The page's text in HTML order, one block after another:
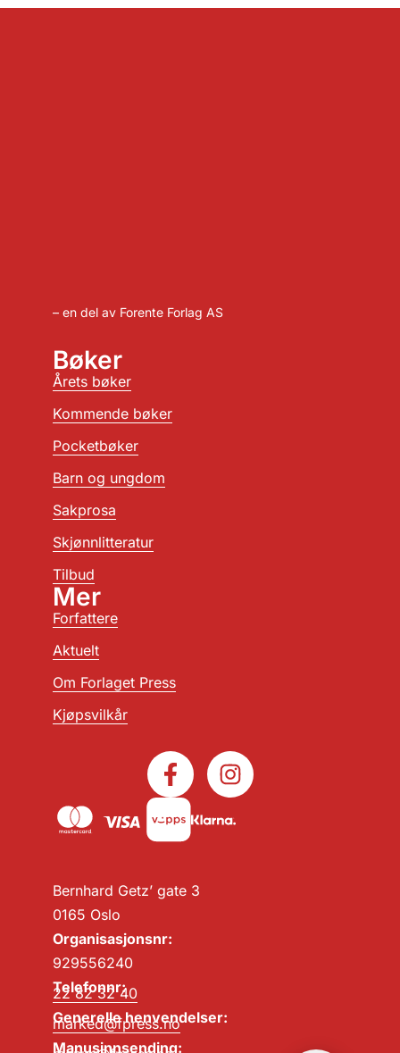
– en del av Forente Forlag AS
Bernhard Getz’ gate 3
0165 Oslo
Organisasjonsnr:
929556240
Telefonnr:
22 82 32 40
Generelle henvendelser:
marked@fpress.no
Manusinnsending:
Bøker
Årets bøker
Kommende bøker
Pocketbøker
Barn og ungdom
Sakprosa
Skjønnlitteratur
Tilbud
Mer
Forfattere
Aktuelt
Om Forlaget Press
Kjøpsvilkår